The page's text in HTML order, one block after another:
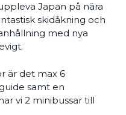
Japan på nära
skidåkning och
med nya
är det max 6
samt en
vi 2 minibussar till